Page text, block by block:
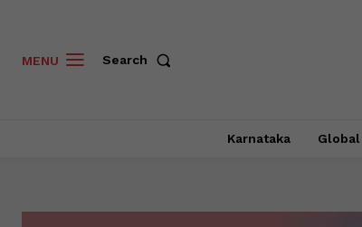
MENU Search
Karnataka Global